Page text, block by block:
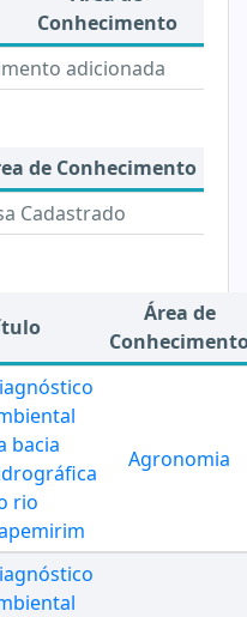
Conhecimento
adicionada
de Conhecimento
Cadastrado
Área de
bacia
rio
Agronomia